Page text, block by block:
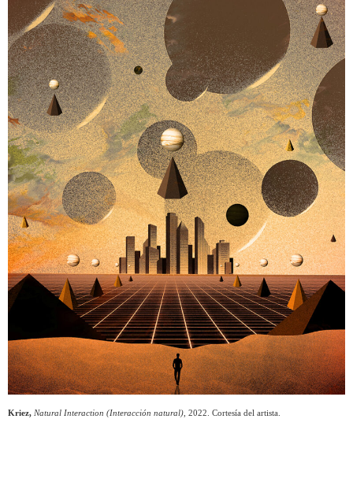
Kriez, Natural Interaction (Interacción natural) , 2022. Cortesía del artista.